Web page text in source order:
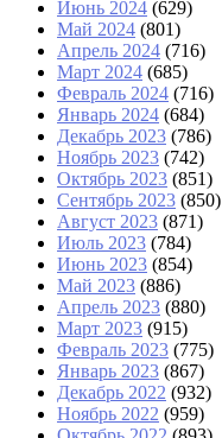
Июнь 2024 (629)
Май 2024 (801)
Апрель 2024 (716)
Март 2024 (685)
Февраль 2024 (716)
Январь 2024 (684)
Декабрь 2023 (786)
Ноябрь 2023 (742)
Октябрь 2023 (851)
Сентябрь 2023 (850)
Август 2023 (871)
Июль 2023 (784)
Июнь 2023 (854)
Май 2023 (886)
Апрель 2023 (880)
Март 2023 (915)
Февраль 2023 (775)
Январь 2023 (867)
Декабрь 2022 (932)
Ноябрь 2022 (959)